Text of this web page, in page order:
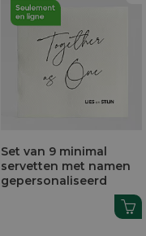
Set van 9 minimal
servetten met namen
gepersonaliseerd